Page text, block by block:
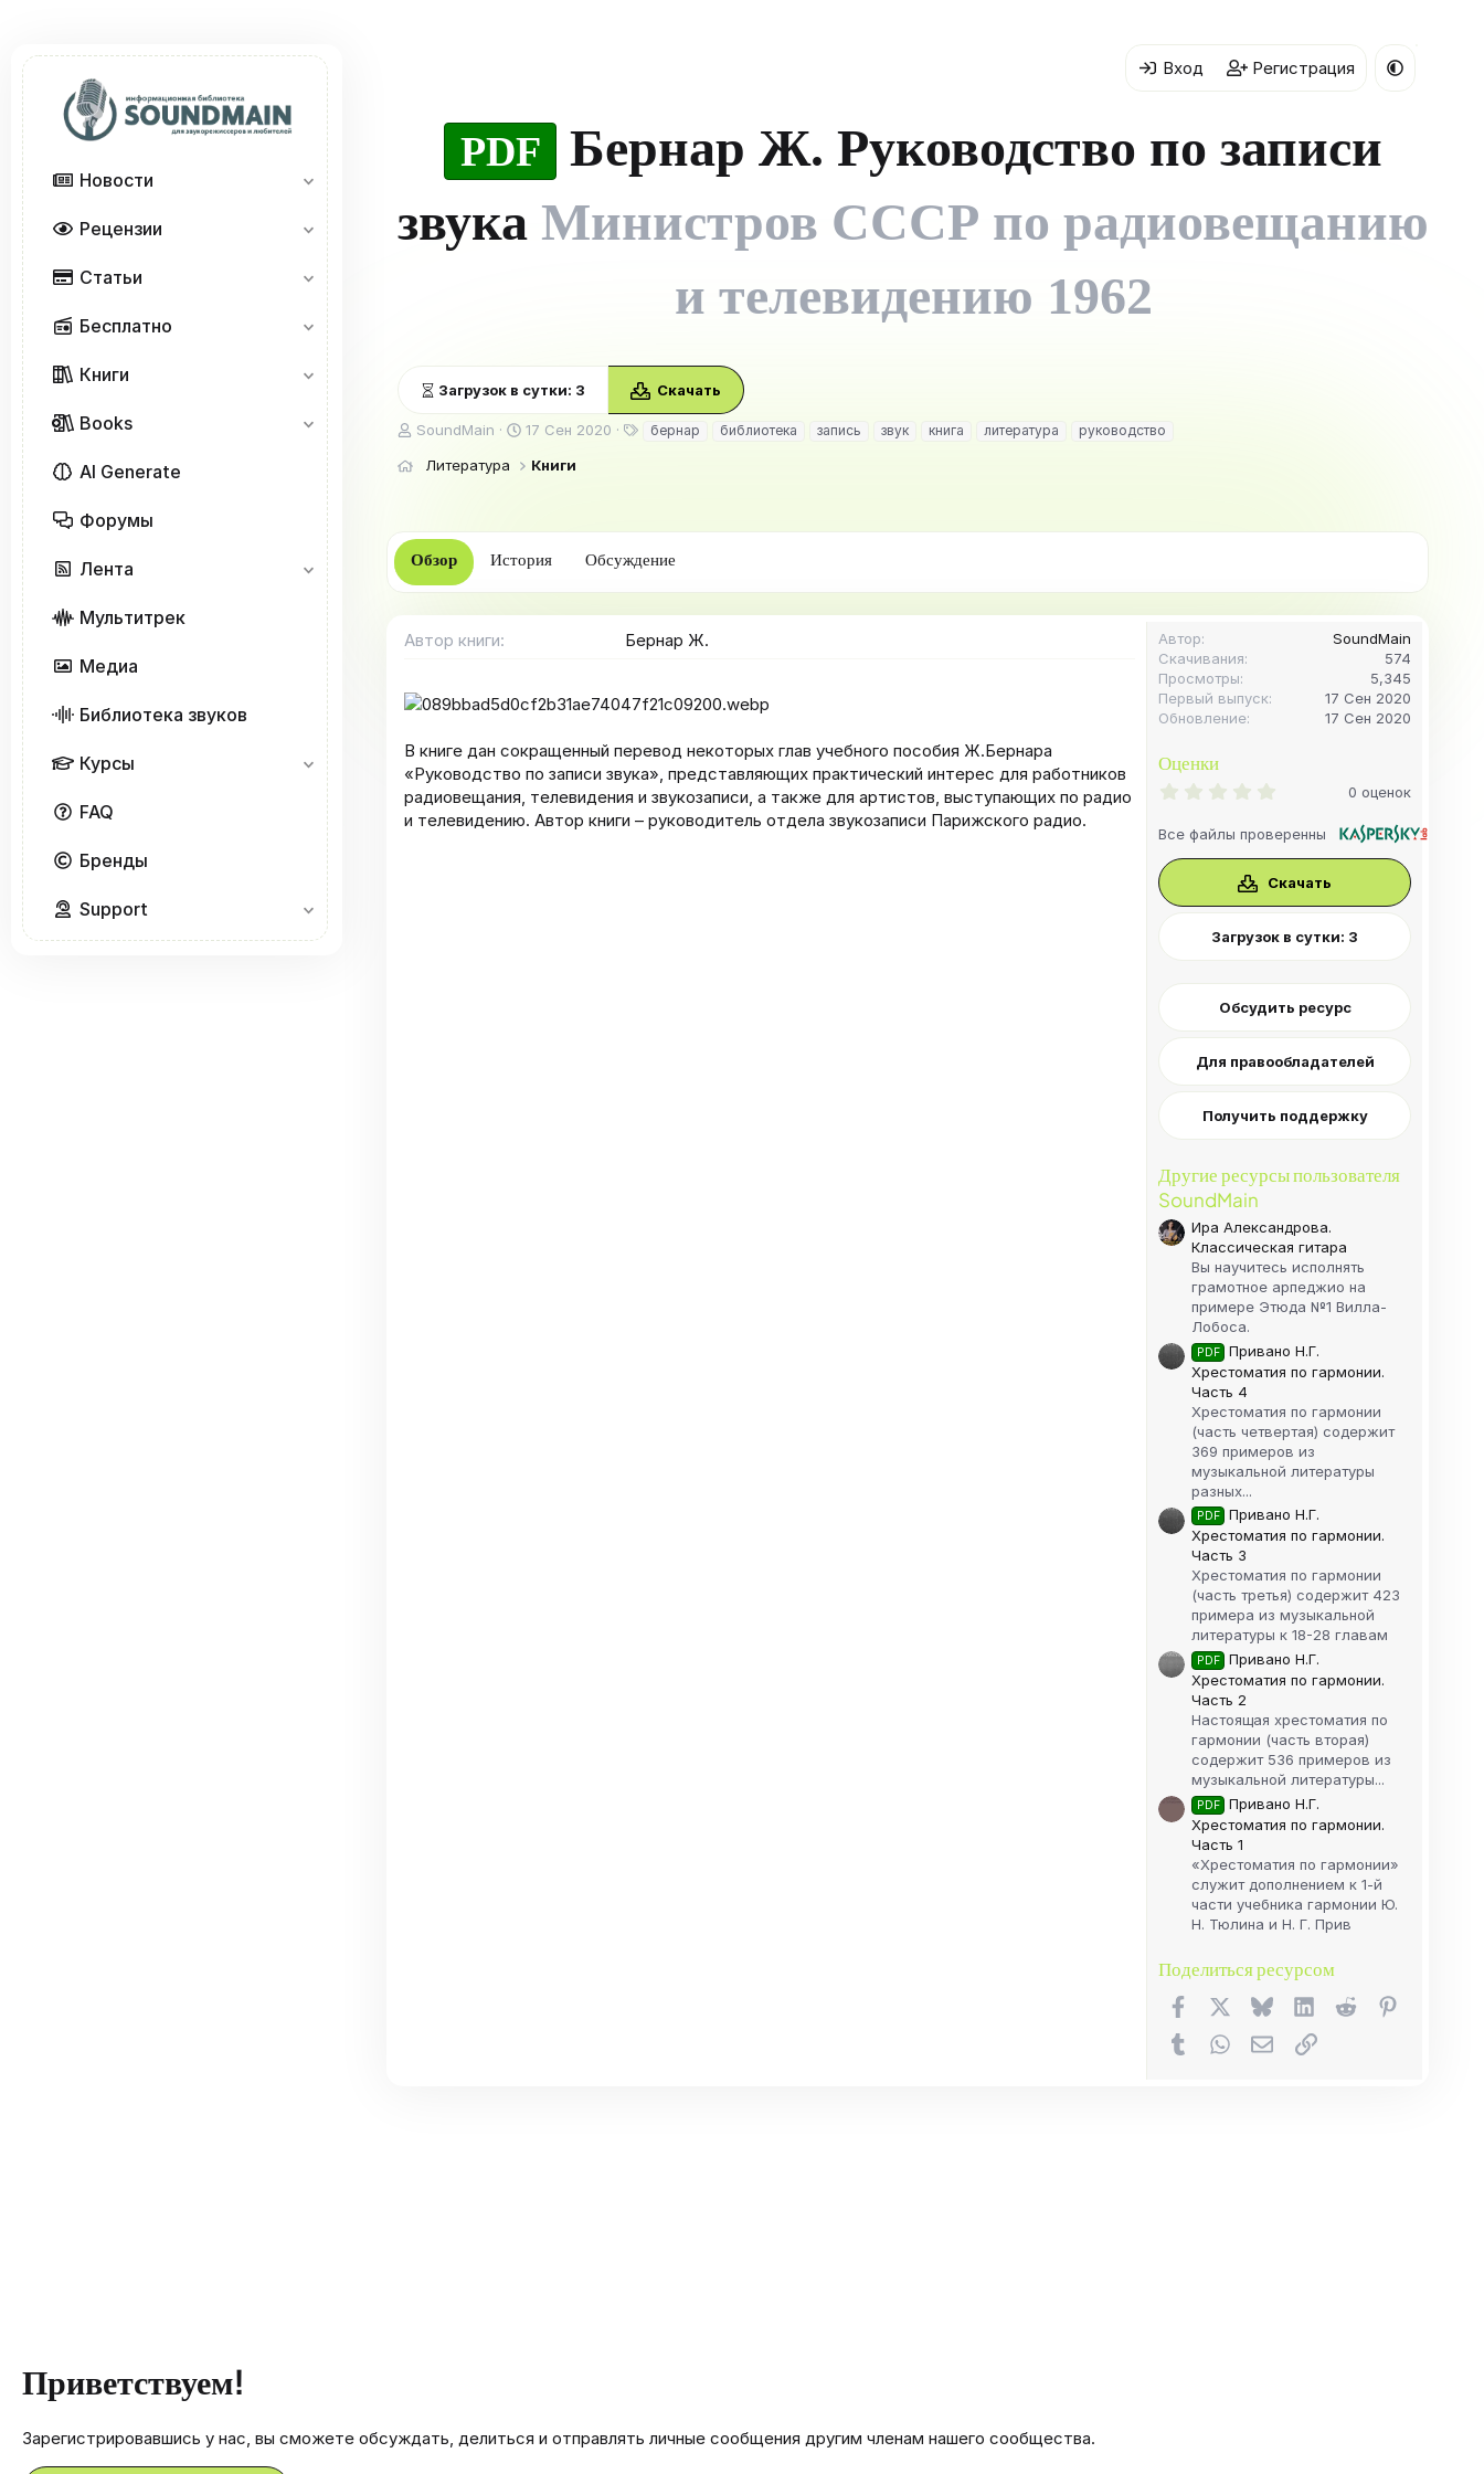
Новости
Рецензии
Статьи
Бесплатно
Книги
Books
AI Generate
Форумы
Лента
Мультитрек
Медиа
Библиотека звуков
Курсы
FAQ
Бренды
Support
Вход Регистрация
PDF
Бернар Ж. Руководство по записи
звука Министров СССР по радиовещанию
и телевидению 1962
Загрузок в сутки: 3 Скачать
А
SoundMain
Д
т
о
д
а
17 Сен 2020 бернар библиотека запись звук книга литература руководство
Литература Книги
Обзор История Обсуждение
Автор книги Бернар Ж.
В книге дан сокращенный перевод некоторых глав учебного пособия Ж.Бернара
«Руководство по записи звука», представляющих практический интерес для работников
радиовещания, телевидения и звукозаписи, а также для артистов, выступающих по радио
и телевидению. Автор книги – руководитель отдела звукозаписи Парижского радио.
Автор
SoundMain
Скачивания
574
Просмотры
5,345
Первый выпуск
17 Сен 2020
Обновление
17 Сен 2020
Оценки
0
з
ё
з
0 оценок
Все файлы проверенны
Скачать
Загрузок в сутки: 3
Обсудить ресурс
Для правообладателей
Получить поддержку
Другие ресурсы пользователя
SoundMain
Ира Александрова.
Классическая гитара
Вы научитесь исполнять
грамотное арпеджио на
примере Этюда №1 Вилла-
Лобоса.
PDF
Привано Н.Г.
Хрестоматия по гармонии.
Часть 4
Хрестоматия по гармонии
(часть четвертая) содержит
369 примеров из
музыкальной литературы
разных...
PDF
Привано Н.Г.
Хрестоматия по гармонии.
Часть 3
Хрестоматия по гармонии
(часть третья) содержит 423
примера из музыкальной
литературы к 18-28 главам
PDF
Привано Н.Г.
Хрестоматия по гармонии.
Часть 2
Настоящая хрестоматия по
гармонии (часть вторая)
содержит 536 примеров из
музыкальной литературы...
PDF
Привано Н.Г.
Хрестоматия по гармонии.
Часть 1
«Хрестоматия по гармонии»
служит дополнением к 1-й
части учебника гармонии Ю.
Н. Тюлина и Н. Г. Прив
Поделиться ресурсом
FacebookX (Twitter)
BlueskyLinkedInReddit
TumblrWhatsAppЭлектронная почта
Ссылка
Приветствуем!
Зарегистрировавшись у нас, вы сможете обсуждать, делиться и отправлять личные сообщения другим членам нашего сообщества.